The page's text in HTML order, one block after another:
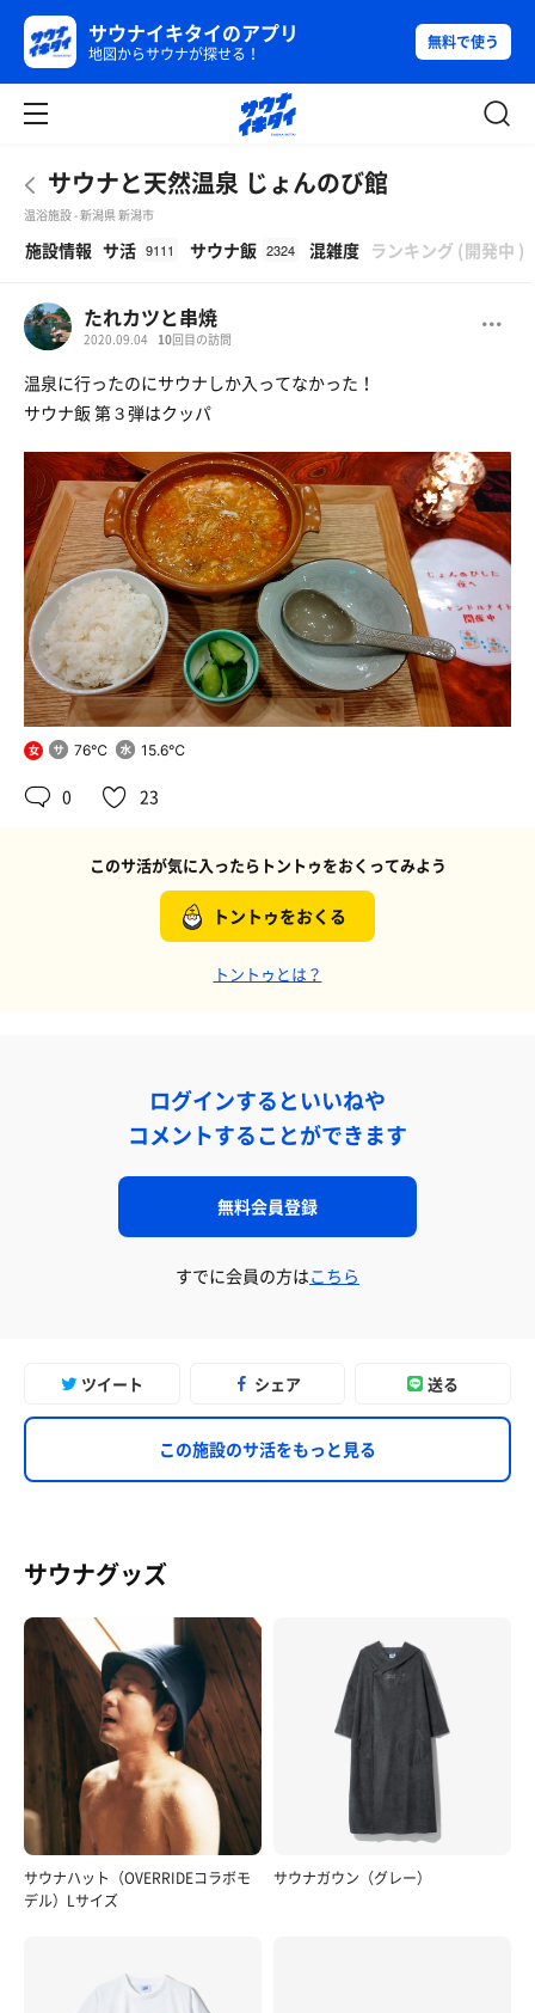
サウナイキタイのアプリ
地図からサウナが探せる！
無料で使う
サウナと天然温泉 じょんのび館
温浴施設 - 新潟県 新潟市
施設情報 サ活 9111 サウナ飯 2324 混雑度 ランキング (開発中 )
たれカツと串焼
2020.09.04 10回目の訪問
温泉に行ったのにサウナしか入ってなかった！
サウナ飯 第３弾はクッパ
女 76℃ 15.6℃
0 23
このサ活が気に入ったらトントゥをおくってみよう
トントゥをおくる
トントゥとは？
ログインするといいねや
コメントすることができます
無料会員登録
すでに会員の方はこちら
ツイート シェア 送る
この施設のサ活をもっと見る
サウナグッズ
サウナハット（OVERRIDEコラボモ
デル）Lサイズ
サウナガウン（グレー）